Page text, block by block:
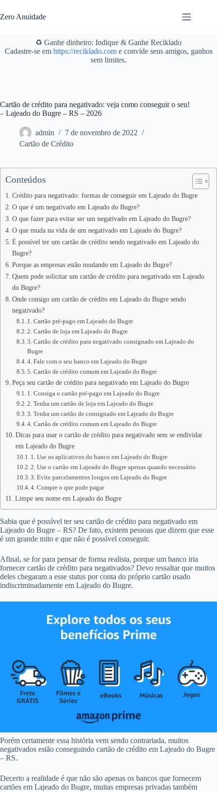
para
o
Zero Anuidade
♻️ Ganhe dinheiro: Indique & Ganhe Reciklado
Cadastre-se em https://reciklado.come convide seus amigos, ganhos
sem limites.
Cartão de crédito para negativado: veja como conseguir o seu!
– Lajeado do Bugre – RS – 2026
admin
7 de novembro de 2022
Cartão de Crédito
Conteúdos
Crédito para negativado: formas de conseguir em Lajeado do Bugre
O que é um negativado em Lajeado do Bugre?
O que fazer para evitar ser um negativado em Lajeado do Bugre?
O que muda na vida de um negativado em Lajeado do Bugre?
É possível ter um cartão de crédito sendo negativado em Lajeado do
Bugre?
Porque as empresas estão mudando em Lajeado do Bugre?
Quem pode solicitar um cartão de crédito para negativado em Lajeado
do Bugre?
Onde consigo um cartão de crédito em Lajeado do Bugre sendo
negativado?
1. Cartão pré-pago em Lajeado do Bugre
2. Cartão de loja em Lajeado do Bugre
3. Cartão de crédito para negativado consignado em Lajeado do
Bugre
4. Fale com o seu banco em Lajeado do Bugre
5. Cartão de crédito comum em Lajeado do Bugre
Peça seu cartão de crédito para negativado em Lajeado do Bugre
1. Consiga o cartão pré-pago em Lajeado do Bugre
2. Tenha um cartão de loja em Lajeado do Bugre
3. Tenha um cartão de consignado em Lajeado do Bugre
4. Cartão de crédito comum em Lajeado do Bugre
Dicas para usar o cartão de crédito para negativado sem se endividar
em Lajeado do Bugre
1. Use os aplicativos do banco em Lajeado do Bugre
2. Use o cartão em Lajeado do Bugre apenas quando necessário
3. Evite parcelamentos longos em Lajeado do Bugre
4. Compre o que pode pagar
Limpe seu nome em Lajeado do Bugre
Sabia que é possível ter seu cartão de crédito para negativado em
Lajeado do Bugre – RS? De fato, existem pessoas que dizem que esse
é um grande mito e que não é possível conseguir.
Afinal, se for para pensar de forma realista, porque um banco iria
fornecer cartão de crédito para negativados? Devo ressaltar que muitos
deles chegaram a esse status por conta do próprio cartão usado
indiscriminadamente em Lajeado do Bugre.
Porém certamente essa história vem sendo contrariada, muitos
negativados estão conseguindo cartão de crédito em Lajeado do Bugre
– RS.
Decerto a realidade é que não são apenas os bancos que fornecem
cartões em Lajeado do Bugre, muitas empresas privadas também